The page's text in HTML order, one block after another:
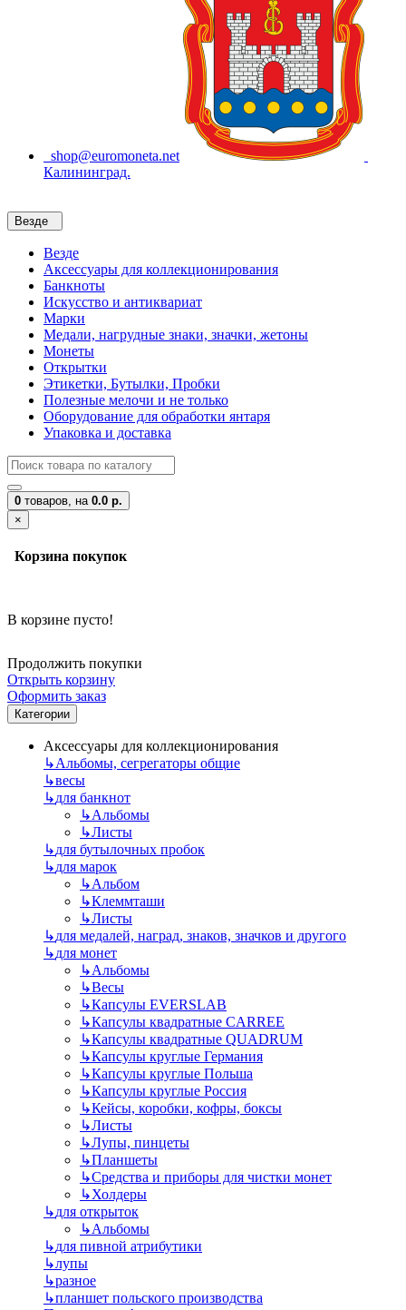
shop@euromoneta.net
Калининград.
Везде
Везде
Аксессуары для коллекционирования
Банкноты
Искусство и антиквариат
Марки
Медали, нагрудные знаки, значки, жетоны
Монеты
Открытки
Этикетки, Бутылки, Пробки
Полезные мелочи и не только
Оборудование для обработки янтаря
Упаковка и доставка
0 товаров, на 0.0 р.
×
Корзина покупок
В корзине пусто!
Продолжить покупки
Открыть корзину
Оформить заказ
Категории
Аксессуары для коллекционирования
↳Альбомы, сегрегаторы общие
↳весы
↳для банкнот
↳Альбомы
↳Листы
↳для бутылочных пробок
↳для марок
↳Альбом
↳Клеммташи
↳Листы
↳для медалей, наград, знаков, значков и другого
↳для монет
↳Альбомы
↳Весы
↳Капсулы EVERSLAB
↳Капсулы квадратные CARREE
↳Капсулы квадратные QUADRUM
↳Капсулы круглые Германия
↳Капсулы круглые Польша
↳Капсулы круглые Россия
↳Кейсы, коробки, кофры, боксы
↳Листы
↳Лупы, пинцеты
↳Планшеты
↳Средства и приборы для чистки монет
↳Холдеры
↳для открыток
↳Альбомы
↳для пивной атрибутики
↳лупы
↳разное
↳планшет польского производства